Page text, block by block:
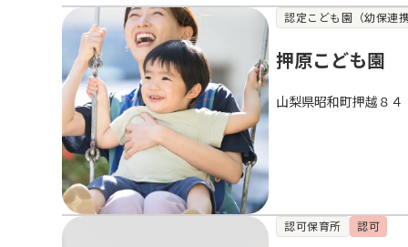
認定こども園（幼保連携
押原こども園
山梨県昭和町押越８４
認可保育所 認可